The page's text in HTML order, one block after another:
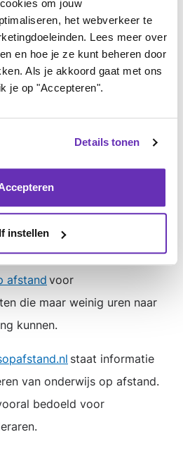
om jouw
het webverkeer te
Lees meer over
en hoe je ze kunt beheren door
Als je akkoord gaat met ons
je op "Accepteren".
Details tonen
instellen
onderwijs. Zij hebben
bieden aan
informatie hierover vind
naar schoolgeeft op haar
tips om maatwerk op school
voor leerlingen en studenten
ziekte. Zij hebben voor
basis- en voortgezet
gemaakt met praktische
zij zich hard
afstand voor
die maar weinig uren naar
kunnen.
staat informatie
van onderwijs op afstand.
bedoeld voor